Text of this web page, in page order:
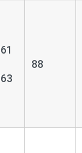
88